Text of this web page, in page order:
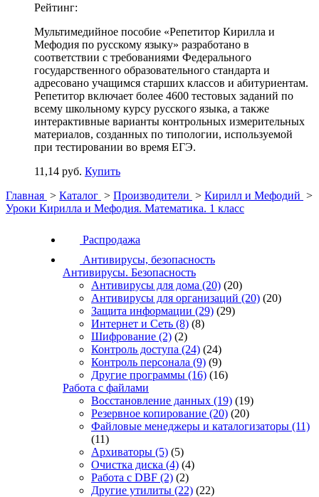
Рейтинг:
Мультимедийное пособие «Репетитор Кирилла и
Мефодия по русскому языку» разработано в
соответствии с требованиями Федерального
государственного образовательного стандарта и
адресовано учащимся старших классов и абитуриентам.
Репетитор включает более 4600 тестовых заданий по
всему школьному курсу русского языка, а также
интерактивные варианты контрольных измерительных
материалов, созданных по типологии, используемой
при тестировании во время ЕГЭ.
11,14 руб. Купить
Главная > Каталог > Производители > Кирилл и Мефодий >
Уроки Кирилла и Мефодия. Математика. 1 класс
Распродажа
Антивирусы, безопасность
Антивирусы. Безопасность
Антивирусы для дома (20) (20)
Антивирусы для организаций (20) (20)
Защита информации (29) (29)
Интернет и Сеть (8) (8)
Шифрование (2) (2)
Контроль доступа (24) (24)
Контроль персонала (9) (9)
Другие программы (16) (16)
Работа с файлами
Восстановление данных (19) (19)
Резервное копирование (20) (20)
Файловые менеджеры и каталогизаторы (11)
(11)
Архиваторы (5) (5)
Очистка диска (4) (4)
Работа с DBF (2) (2)
Другие утилиты (22) (22)